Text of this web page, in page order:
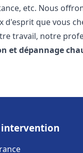
etc. Nous
d'esprit que vous
travail, notre
et dépannage
intervention